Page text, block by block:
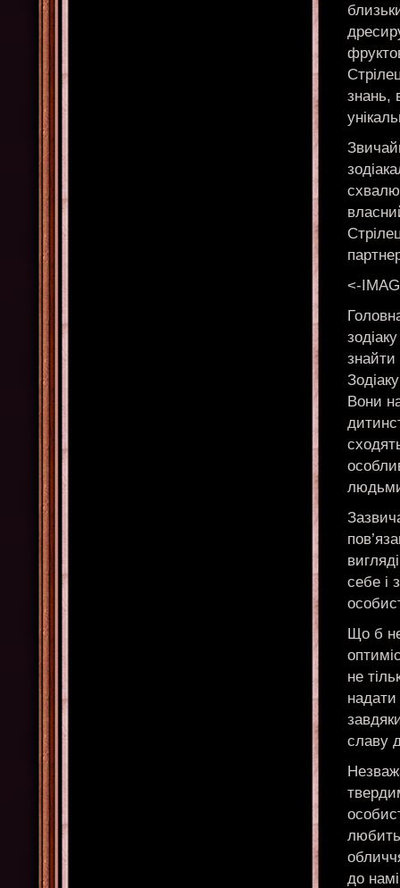
знань,
<-
знайти
Вони
себе і
Що б не
не
славу
любить
до